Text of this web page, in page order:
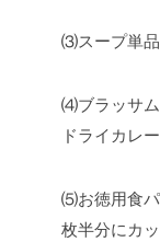
⑶スープ単
⑷ブラッサ
ドライカレ
⑸お徳用食
枚半分にカ